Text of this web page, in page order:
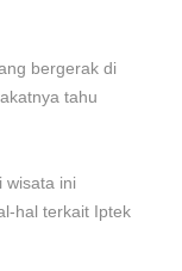
bergerak di
tahu
wisata ini
hal terkait Iptek